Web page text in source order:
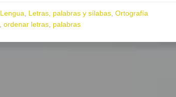
Lengua Letras, palabras y sílabas Ortografía
ordenar letras palabras